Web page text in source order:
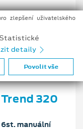
kW/136 k
320
manuální
zlepšení uživatelského
Statistické
detaily
Povolit vše